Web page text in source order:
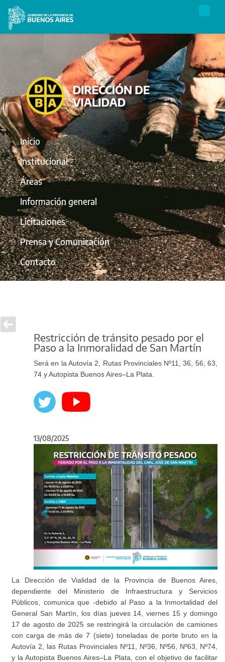
Inicio
Institucional
Áreas
Información general
Licitaciones
Prensa y Comunicación
Contacto
Restricción de tránsito pesado por el
Paso a la Inmoralidad de San Martín
Será en la Autovía 2, Rutas Provinciales Nº11, 36, 56, 63,
74 y Autopista Buenos Aires–La Plata.
13/08/2025
Anterior
La Dirección de Vialidad de la Provincia de Buenos Aires,
dependiente del Ministerio de Infraestructura y Servicios
Públicos, comunica que -debido al Paso a la Inmortalidad del
General San Martín, los días jueves 14, viernes 15 y domingo
17 de agosto de 2025 se restringirá la circulación de camiones
con carga de más de 7 (siete) toneladas de porte bruto en la
Autovía 2, las Rutas Provinciales Nº11, Nº36, Nº56, Nº63, Nº74,
y la Autopista Buenos Aires–La Plata, con el objetivo de facilitar